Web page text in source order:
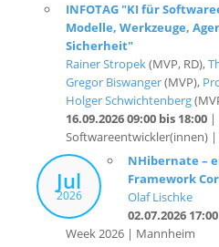
Sicherheit"
Rainer Stropek(MVP, RD),
Gregor Biswanger
Holger Schwichtenberg
16.09.2026 09:00 bis 18:00|
Softwareentwickler(innen) |
Jul
2026
NHibernate –
Framework
Olaf Lischke
02.07.2026 17:00
Week 2026 | Mannheim
SQL Server 2025 und
KI zusammenarbeiten